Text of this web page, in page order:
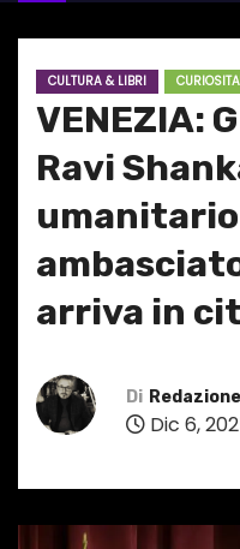
CULTURA & LIBRI CURIOSITA'
VENEZIA:
Ravi
arriva in
Di Redazione
Dic 6,